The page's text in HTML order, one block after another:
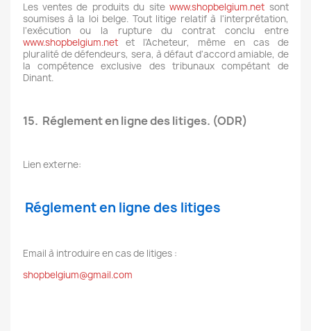
Les ventes de produits du sitewww.shopbelgium.net sont
soumises à la loi belge. Tout litige relatif à l'interprétation,
l'exécution ou la rupture du contrat conclu entre
www.shopbelgium.netet l'Acheteur, même en cas de
pluralité de défendeurs, sera, à défaut d'accord amiable, de
la compétence exclusive des tribunaux compétant de
Dinant.
15. Réglement en ligne des litiges. (ODR)
Lien externe:
Réglement en ligne des litiges
Email à introduire en cas de litiges :
shopbelgium@gmail.com